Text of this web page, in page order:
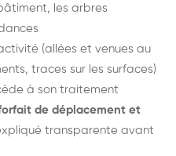
les arbres
(allées et venues au
traces sur les surfaces)
à son traitement
de déplacement et
transparente avant